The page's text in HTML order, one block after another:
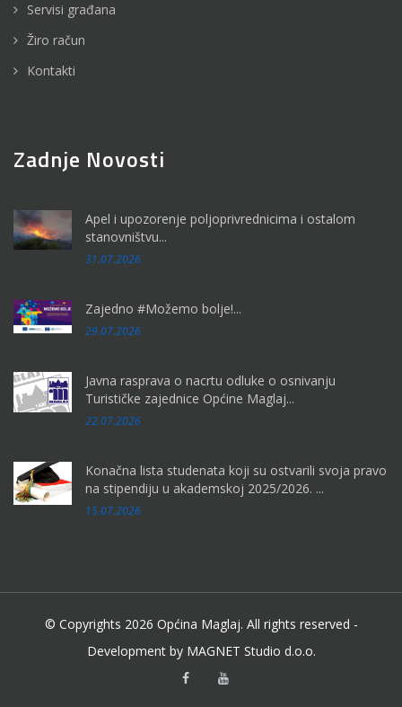
Servisi građana
Žiro račun
Kontakti
Zadnje Novosti
Apel i upozorenje poljoprivrednicima i ostalom
stanovništvu...
31.07.2026
Zajedno #Možemo bolje!...
29.07.2026
Javna rasprava o nacrtu odluke o osnivanju
Turističke zajednice Općine Maglaj...
22.07.2026
Konačna lista studenata koji su ostvarili svoja pravo
na stipendiju u akademskoj 2025/2026. ...
15.07.2026
© Copyrights 2026 Općina Maglaj. All rights reserved -
Development by MAGNET Studio d.o.o.